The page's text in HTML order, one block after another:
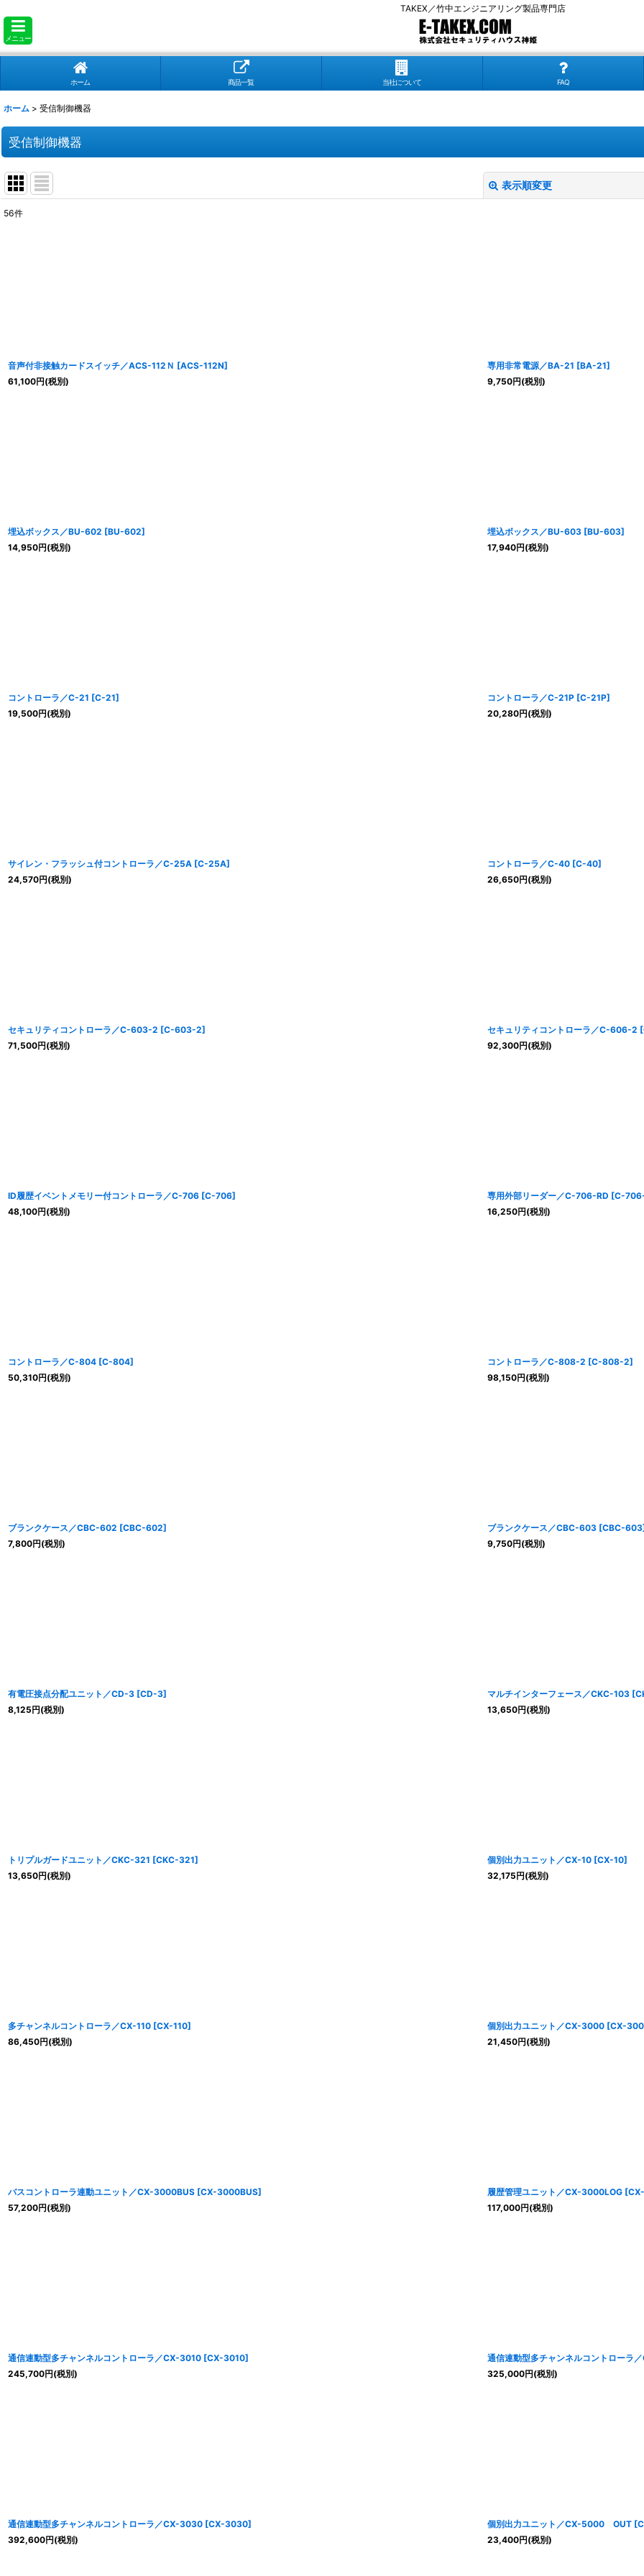
TAKEX／竹中エンジニアリング製品専門店
メニュー
ホーム 商品一覧 当社について FAQ
ホーム > 受信制御機器
受信制御機器
表示順変更
56件
音声付非接触カードスイッチ／ACS-112Ｎ [ACS-112N]
61,100円(税別)
専用非常電源／BA-21 [BA-21]
9,750円(税別)
埋込ボックス／BU-602 [BU-602]
14,950円(税別)
埋込ボックス／BU-603 [BU-603]
17,940円(税別)
コントローラ／C-21 [C-21]
19,500円(税別)
コントローラ／C-21P [C-21P]
20,280円(税別)
サイレン・フラッシュ付コントローラ／C-25A [C-25A]
24,570円(税別)
コントローラ／C-40 [C-40]
26,650円(税別)
セキュリティコントローラ／C-603-2 [C-603-2]
71,500円(税別)
セキュリティコントローラ／C-606-2 [
92,300円(税別)
ID履歴イベントメモリー付コントローラ／C-706 [C-706]
48,100円(税別)
専用外部リーダー／C-706-RD [C-
16,250円(税別)
コントローラ／C-804 [C-804]
50,310円(税別)
コントローラ／C-808-2 [C-808-2]
98,150円(税別)
ブランクケース／CBC-602 [CBC-602]
7,800円(税別)
ブランクケース／CBC-603 [CBC-603
9,750円(税別)
有電圧接点分配ユニット／CD-3 [CD-3]
8,125円(税別)
マルチインターフェース／CKC-103 [
13,650円(税別)
トリプルガードユニット／CKC-321 [CKC-321]
13,650円(税別)
個別出力ユニット／CX-10 [CX-10]
32,175円(税別)
多チャンネルコントローラ／CX-110 [CX-110]
86,450円(税別)
個別出力ユニット／CX-3000 [CX-
21,450円(税別)
バスコントローラ連動ユニット／CX-3000BUS [CX-3000BUS]
57,200円(税別)
履歴管理ユニット／CX-3000LOG [
117,000円(税別)
通信連動型多チャンネルコントローラ／CX-3010 [CX-3010]
245,700円(税別)
通信連動型多チャンネルコントローラ
325,000円(税別)
通信連動型多チャンネルコントローラ／CX-3030 [CX-3030]
392,600円(税別)
個別出力ユニット／CX-5000 OUT [
23,400円(税別)